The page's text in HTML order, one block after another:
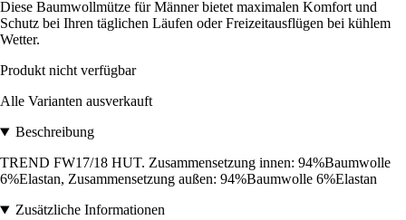
Diese Baumwollmütze für Männer bietet maximalen Komfort und
Schutz bei Ihren täglichen Läufen oder Freizeitausflügen bei kühlem
Wetter.
Produkt nicht verfügbar
Alle Varianten ausverkauft
Beschreibung
TREND FW17/18 HUT. Zusammensetzung innen: 94%Baumwolle
6%Elastan, Zusammensetzung außen: 94%Baumwolle 6%Elastan
Zusätzliche Informationen